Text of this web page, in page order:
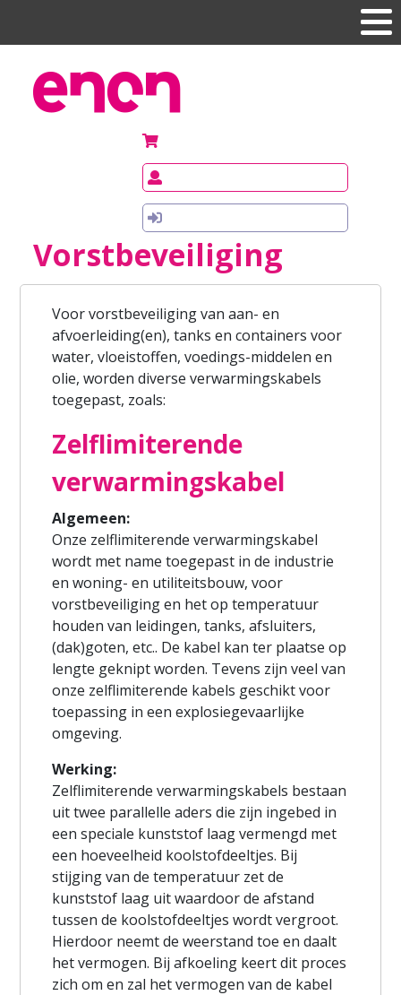
Vorstbeveiliging
Voor vorstbeveiliging van aan- en
afvoerleiding(en), tanks en containers voor
water, vloeistoffen, voedings-middelen en
olie, worden diverse verwarmingskabels
toegepast, zoals:
Zelflimiterende
verwarmingskabel
Algemeen:
Onze zelflimiterende verwarmingskabel
wordt met name toegepast in de industrie
en woning- en utiliteitsbouw, voor
vorstbeveiliging en het op temperatuur
houden van leidingen, tanks, afsluiters,
(dak)goten, etc.. De kabel kan ter plaatse op
lengte geknipt worden. Tevens zijn veel van
onze zelflimiterende kabels geschikt voor
toepassing in een explosiegevaarlijke
omgeving.
Werking:
Zelflimiterende verwarmingskabels bestaan
uit twee parallelle aders die zijn ingebed in
een speciale kunststof laag vermengd met
een hoeveelheid koolstofdeeltjes. Bij
stijging van de temperatuur zet de
kunststof laag uit waardoor de afstand
tussen de koolstofdeeltjes wordt vergroot.
Hierdoor neemt de weerstand toe en daalt
het vermogen. Bij afkoeling keert dit proces
zich om en zal het vermogen van de kabel